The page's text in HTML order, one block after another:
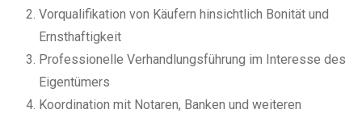
Vorqualifikation von Käufern hinsichtlich Bonität und
Ernsthaftigkeit
Professionelle Verhandlungsführung im Interesse des
Eigentümers
Koordination mit Notaren, Banken und weiteren